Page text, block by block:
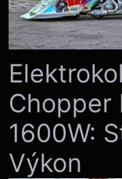
Chopper
1600W:
Výkon